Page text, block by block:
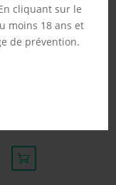
cliquant sur le
moins 18 ans et
de prévention.